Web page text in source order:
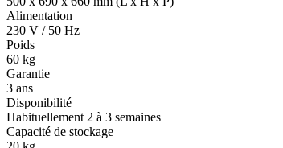
Alimentation
230 V / 50 Hz
Poids
60 kg
Garantie
3 ans
Disponibilité
Habituellement 2 à 3 semaines
Capacité de stockage